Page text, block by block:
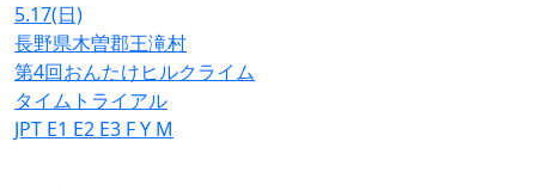
5.17(日)
長野県木曽郡王滝村
第4回おんたけヒルクライム
タイムトライアル
JPT E1 E2 E3 FY M